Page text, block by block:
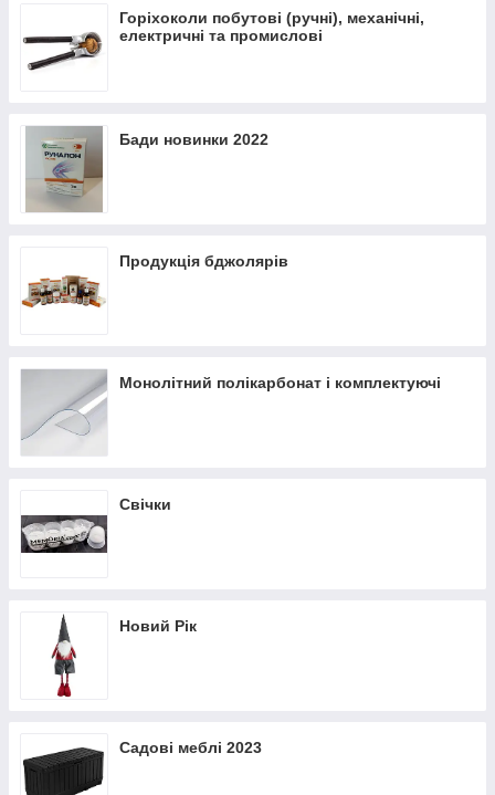
Горіхоколи побутові (ручні), механічні,
електричні та промислові
Бади новинки 2022
Продукція бджолярів
Монолітний полікарбонат і комплектуючі
Свічки
Новий Рік
Садові меблі 2023